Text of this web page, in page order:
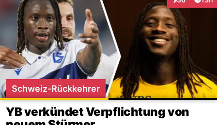
Interaktionen
Schweiz-Rückkehrer
YB verkündet Verpflichtung von